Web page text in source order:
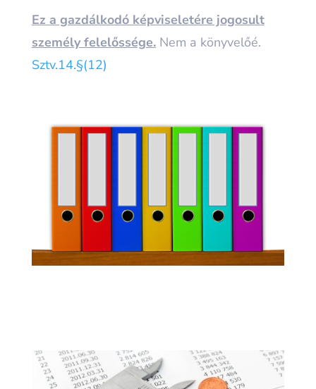
Ez a gazdálkodó képviseletére jogosult
személy felelőssége.Nem a könyvelőé.
Sztv.14.§(12)